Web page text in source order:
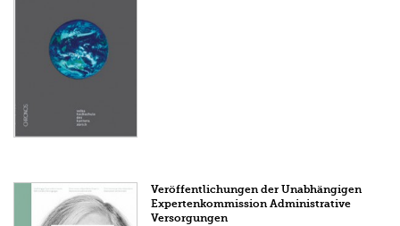
Veröffentlichungen der Unabhängigen
Expertenkommission Administrative
Versorgungen